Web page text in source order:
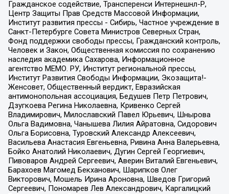
Гражданское содействие, Трансперенси Интернешнл-Р,
Центр Защиты Прав Средств Массовой Информации,
Институт развития прессы - Сибирь, Частное учреждение в
Санкт-Петербурге Совета Министров Северных Стран,
Фонд поддержки свободы прессы, Гражданский контроль,
Человек и Закон, Общественная комиссия по сохранению
наследия академика Сахарова, Информационное
агентство МЕМО. РУ, Институт региональной прессы,
Институт Развития Свободы Информации, Экозащита!-
Женсовет, Общественный вердикт, Евразийская
антимонопольная ассоциация, Бедушев Петр Петрович,
Дзугкоева Регина Николаевна, Кривенко Сергей
Владимирович, Милославский Павел Юрьевич, Шнырова
Ольга Вадимовна, Чанышева Лилия Айратовна, Сидорович
Ольга Борисовна, Туровский Александр Алексеевич,
Васильева Анастасия Евгеньевна, Ривина Анна Валерьевна,
Бойко Анатолий Николаевич, Дугин Сергей Георгиевич,
Пивоваров Андрей Сергеевич, Аверин Виталий Евгеньевич,
Барахоев Магомед Бекханович, Шарипков Олег
Викторович, Мошель Ирина Ароновна, Шведов Григорий
Сергеевич, Пономарев Лев Александрович, Каргалицкий